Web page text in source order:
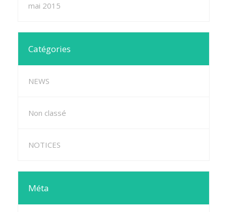
mai 2015
Catégories
NEWS
Non classé
NOTICES
Méta